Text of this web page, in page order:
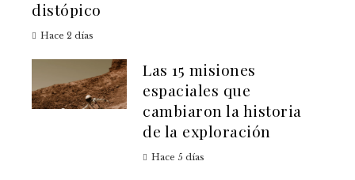
distópico
Hace 2 días
Las 15 misiones
espaciales que
cambiaron la historia
de la exploración
Hace 5 días